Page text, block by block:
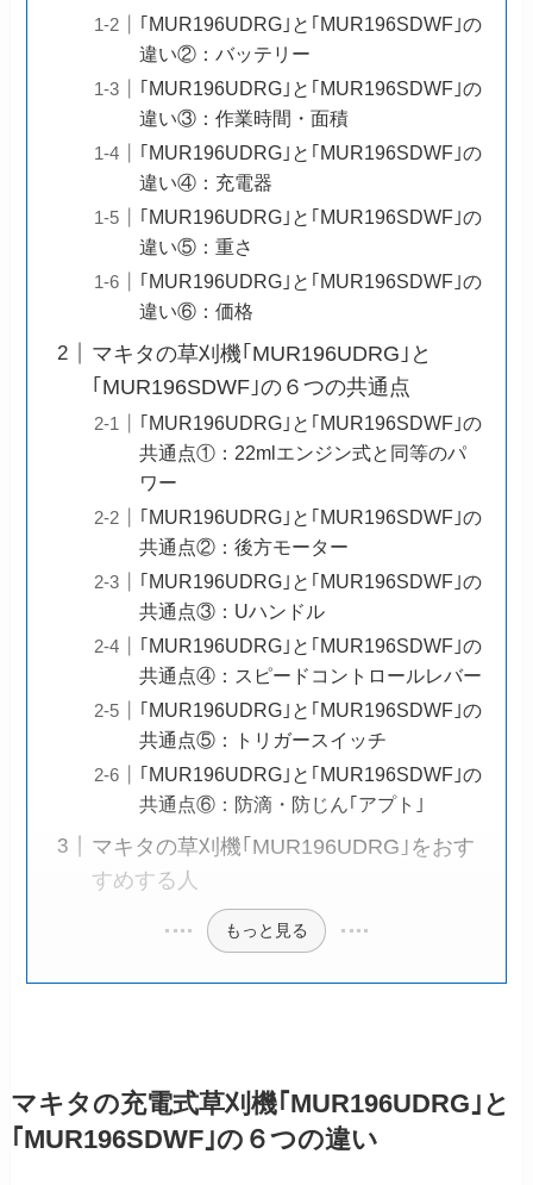
｢MUR196UDRG｣と｢MUR196SDWF｣の
違い②：バッテリー
｢MUR196UDRG｣と｢MUR196SDWF｣の
違い③：作業時間・面積
｢MUR196UDRG｣と｢MUR196SDWF｣の
違い④：充電器
｢MUR196UDRG｣と｢MUR196SDWF｣の
違い⑤：重さ
｢MUR196UDRG｣と｢MUR196SDWF｣の
違い⑥：価格
マキタの草刈機｢MUR196UDRG｣と
｢MUR196SDWF｣の６つの共通点
｢MUR196UDRG｣と｢MUR196SDWF｣の
共通点①：22mlエンジン式と同等のパ
ワー
｢MUR196UDRG｣と｢MUR196SDWF｣の
共通点②：後方モーター
｢MUR196UDRG｣と｢MUR196SDWF｣の
共通点③：Uハンドル
｢MUR196UDRG｣と｢MUR196SDWF｣の
共通点④：スピードコントロールレバー
｢MUR196UDRG｣と｢MUR196SDWF｣の
共通点⑤：トリガースイッチ
｢MUR196UDRG｣と｢MUR196SDWF｣の
共通点⑥：防滴・防じん｢アプト｣
マキタの草刈機｢MUR196UDRG｣をおす
すめする人
もっと見る
マキタの充電式草刈機｢MUR196UDRG｣と
｢MUR196SDWF｣の６つの違い